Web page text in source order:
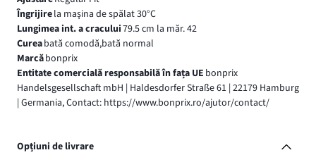
Îngrijirela maşina de spălat 30°C
Lungimea int. a cracului79.5 cm la măr. 42
Cureabată comodă,bată normal
Marcăbonprix
Entitate comercială responsabilă în fața UE bonprix
Handelsgesellschaft mbH | Haldesdorfer Straße 61 | 22179 Hamburg
| Germania, Contact: https://www.bonprix.ro/ajutor/contact/
Opțiuni de livrare